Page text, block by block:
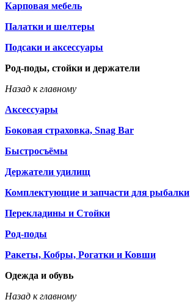
Карповая мебель
Палатки и шелтеры
Подсаки и аксессуары
Род-поды, стойки и держатели
Назад к главному
Аксессуары
Боковая страховка, Snag Bar
Быстросъёмы
Держатели удилищ
Комплектующие и запчасти для рыбалки
Перекладины и Стойки
Род-поды
Ракеты, Кобры, Рогатки и Ковши
Одежда и обувь
Назад к главному